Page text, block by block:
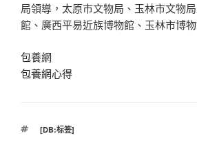
局領導，太原市文物局、玉林市文物
館、廣西平易近族博物館、玉林市博物
包養網
包養網心得
標
[DB:标签]